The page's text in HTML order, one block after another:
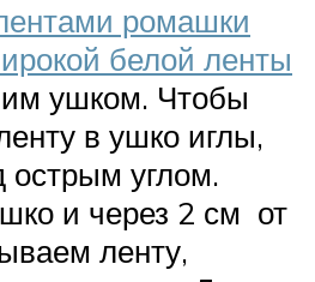
ромашки
белой ленты
ушком. Чтобы
в ушко иглы,
острым углом.
и через 2 см от
ленту,